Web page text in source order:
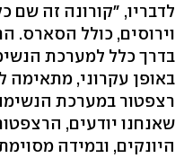
לדבריו, "קורונה זה
וירוסים, כולל הסארס.
בדרך כלל למערכת
באופן עקרוני, מתאימה
רצפטור במערכת
שאנחנו יודעים,
היונקים, ובמידה